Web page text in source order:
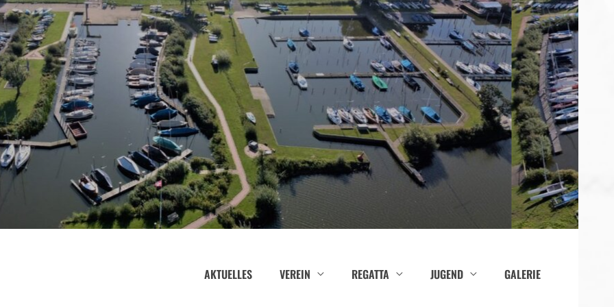
AKTUELLES VEREIN REGATTA JUGEND GALERIE